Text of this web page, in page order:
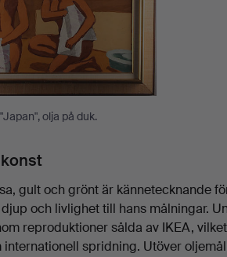
"Japan", olja på duk.
gult och grönt är kännetecknande
och livlighet till hans målningar.
reproduktioner sålda av IKEA,
spridning. Utöver